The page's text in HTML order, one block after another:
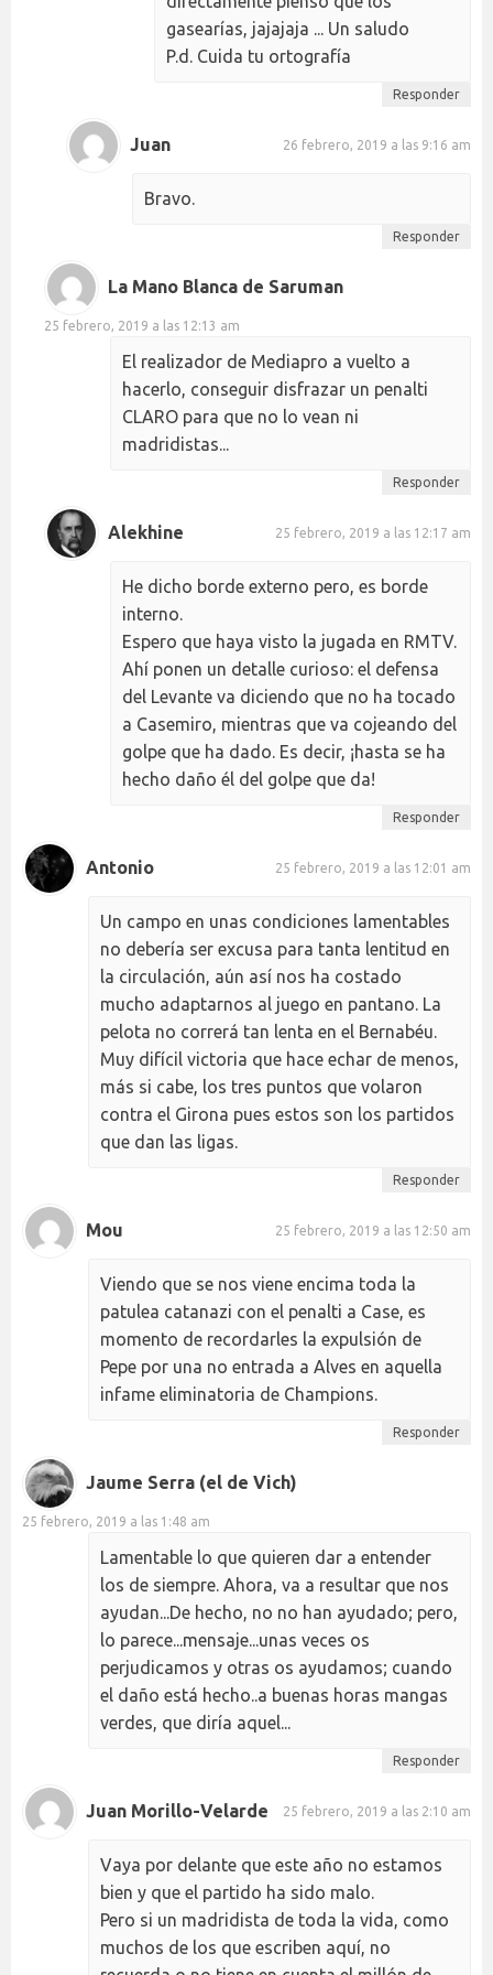
gasearías, jajajaja ... Un saludo
P.d. Cuida tu ortografía
Responder
Juan 26 febrero, 2019 a las 9:16 am
Bravo.
Responder
La Mano Blanca de Saruman
25 febrero, 2019 a las 12:13 am
El realizador de Mediapro a vuelto a
hacerlo, conseguir disfrazar un penalti
CLARO para que no lo vean ni
madridistas...
Responder
Alekhine 25 febrero, 2019 a las 12:17 am
He dicho borde externo pero, es borde
interno.
Espero que haya visto la jugada en RMTV.
Ahí ponen un detalle curioso: el defensa
del Levante va diciendo que no ha tocado
a Casemiro, mientras que va cojeando del
golpe que ha dado. Es decir, ¡hasta se ha
hecho daño él del golpe que da!
Responder
Antonio 25 febrero, 2019 a las 12:01 am
Un campo en unas condiciones lamentables
no debería ser excusa para tanta lentitud en
la circulación, aún así nos ha costado
mucho adaptarnos al juego en pantano. La
pelota no correrá tan lenta en el Bernabéu.
Muy difícil victoria que hace echar de menos,
más si cabe, los tres puntos que volaron
contra el Girona pues estos son los partidos
que dan las ligas.
Responder
Mou 25 febrero, 2019 a las 12:50 am
Viendo que se nos viene encima toda la
patulea catanazi con el penalti a Case, es
momento de recordarles la expulsión de
Pepe por una no entrada a Alves en aquella
infame eliminatoria de Champions.
Responder
Jaume Serra (el de Vich)
25 febrero, 2019 a las 1:48 am
Lamentable lo que quieren dar a entender
los de siempre. Ahora, va a resultar que nos
ayudan...De hecho, no no han ayudado; pero,
lo parece...mensaje...unas veces os
perjudicamos y otras os ayudamos; cuando
el daño está hecho..a buenas horas mangas
verdes, que diría aquel...
Responder
Juan Morillo-Velarde 25 febrero, 2019 a las 2:10 am
Vaya por delante que este año no estamos
bien y que el partido ha sido malo.
Pero si un madridista de toda la vida, como
muchos de los que escriben aquí, no